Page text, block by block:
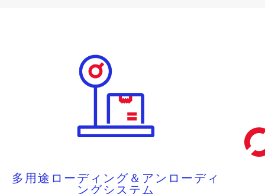
多用途ローディング＆アンローディ
ングシステム